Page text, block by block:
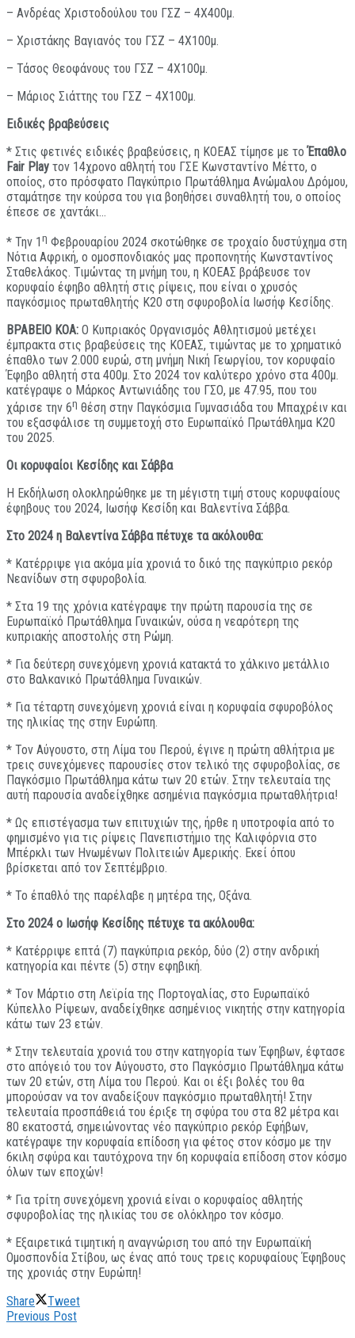
– Ανδρέας Χριστοδούλου του ΓΣΖ – 4Χ400μ.
– Χριστάκης Βαγιανός του ΓΣΖ – 4Χ100μ.
– Τάσος Θεοφάνους του ΓΣΖ – 4Χ100μ.
– Μάριος Σιάττης του ΓΣΖ – 4Χ100μ.
Ειδικές βραβεύσεις
* Στις φετινές ειδικές βραβεύσεις, η ΚΟΕΑΣ τίμησε με τοΈπαθλο
Fair Play τον 14χρονο αθλητή του ΓΣΕ Κωνσταντίνο Μέττο, ο
οποίος, στο πρόσφατο Παγκύπριο Πρωτάθλημα Ανώμαλου Δρόμου,
σταμάτησε την κούρσα του για βοηθήσει συναθλητή του, ο οποίος
έπεσε σε χαντάκι…
* Την 1 η Φεβρουαρίου 2024 σκοτώθηκε σε τροχαίο δυστύχημα στη
Νότια Αφρική, ο ομοσπονδιακός μας προπονητής Κωνσταντίνος
Σταθελάκος. Τιμώντας τη μνήμη του, η ΚΟΕΑΣ βράβευσε τον
κορυφαίο έφηβο αθλητή στις ρίψεις, που είναι ο χρυσός
παγκόσμιος πρωταθλητής Κ20 στη σφυροβολία Ιωσήφ Κεσίδης.
ΒΡΑΒΕΙΟ ΚΟΑ: Ο Κυπριακός Οργανισμός Αθλητισμού μετέχει
έμπρακτα στις βραβεύσεις της ΚΟΕΑΣ, τιμώντας με το χρηματικό
έπαθλο των 2.000 ευρώ, στη μνήμη Νική Γεωργίου, τον κορυφαίο
Έφηβο αθλητή στα 400μ. Στο 2024 τον καλύτερο χρόνο στα 400μ.
κατέγραψε ο Μάρκος Αντωνιάδης του ΓΣΟ, με 47.95, που του
χάρισε την 6η θέση στην Παγκόσμια Γυμνασιάδα του Μπαχρέιν και
του εξασφάλισε τη συμμετοχή στο Ευρωπαϊκό Πρωτάθλημα Κ20
του 2025.
Οι κορυφαίοι Κεσίδης και Σάββα
Η Εκδήλωση ολοκληρώθηκε με τη μέγιστη τιμή στους κορυφαίους
έφηβους του 2024, Ιωσήφ Κεσίδη και Βαλεντίνα Σάββα.
Στο 2024 η Βαλεντίνα Σάββα πέτυχε τα ακόλουθα:
* Κατέρριψε για ακόμα μία χρονιά το δικό της παγκύπριο ρεκόρ
Νεανίδων στη σφυροβολία.
* Στα 19 της χρόνια κατέγραψε την πρώτη παρουσία της σε
Ευρωπαϊκό Πρωτάθλημα Γυναικών, ούσα η νεαρότερη της
κυπριακής αποστολής στη Ρώμη.
* Για δεύτερη συνεχόμενη χρονιά κατακτά το χάλκινο μετάλλιο
στο Βαλκανικό Πρωτάθλημα Γυναικών.
* Για τέταρτη συνεχόμενη χρονιά είναι η κορυφαία σφυροβόλος
της ηλικίας της στην Ευρώπη.
* Τον Αύγουστο, στη Λίμα του Περού, έγινε η πρώτη αθλήτρια με
τρεις συνεχόμενες παρουσίες στον τελικό της σφυροβολίας, σε
Παγκόσμιο Πρωτάθλημα κάτω των 20 ετών. Στην τελευταία της
αυτή παρουσία αναδείχθηκε ασημένια παγκόσμια πρωταθλήτρια!
* Ως επιστέγασμα των επιτυχιών της, ήρθε η υποτροφία από το
φημισμένο για τις ρίψεις Πανεπιστήμιο της Καλιφόρνια στο
Μπέρκλι των Ηνωμένων Πολιτειών Αμερικής. Εκεί όπου
βρίσκεται από τον Σεπτέμβριο.
* Το έπαθλό της παρέλαβε η μητέρα της, Οξάνα.
Στο 2024 ο Ιωσήφ Κεσίδης πέτυχε τα ακόλουθα:
* Κατέρριψε επτά (7) παγκύπρια ρεκόρ, δύο (2) στην ανδρική
κατηγορία και πέντε (5) στην εφηβική.
* Τον Μάρτιο στη Λεϊρία της Πορτογαλίας, στο Ευρωπαϊκό
Κύπελλο Ρίψεων, αναδείχθηκε ασημένιος νικητής στην κατηγορία
κάτω των 23 ετών.
* Στην τελευταία χρονιά του στην κατηγορία των Έφηβων, έφτασε
στο απόγειό του τον Αύγουστο, στο Παγκόσμιο Πρωτάθλημα κάτω
των 20 ετών, στη Λίμα του Περού. Και οι έξι βολές του θα
μπορούσαν να τον αναδείξουν παγκόσμιο πρωταθλητή! Στην
τελευταία προσπάθειά του έριξε τη σφύρα του στα 82 μέτρα και
80 εκατοστά, σημειώνοντας νέο παγκύπριο ρεκόρ Εφήβων,
κατέγραψε την κορυφαία επίδοση για φέτος στον κόσμο με την
6κιλη σφύρα και ταυτόχρονα την 6η κορυφαία επίδοση στον κόσμο
όλων των εποχών!
* Για τρίτη συνεχόμενη χρονιά είναι ο κορυφαίος αθλητής
σφυροβολίας της ηλικίας του σε ολόκληρο τον κόσμο.
* Εξαιρετικά τιμητική η αναγνώριση του από την Ευρωπαϊκή
Ομοσπονδία Στίβου, ως ένας από τους τρεις κορυφαίους Έφηβους
της χρονιάς στην Ευρώπη!
Share
Tweet
Previous Post